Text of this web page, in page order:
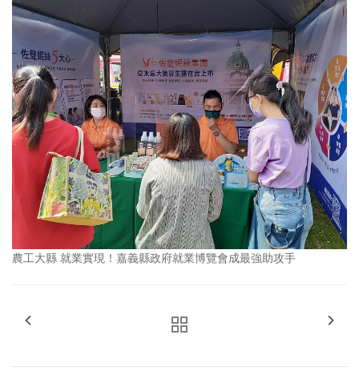
農工大縣 就業實現！嘉義縣政府就業博覽會成最強助攻手